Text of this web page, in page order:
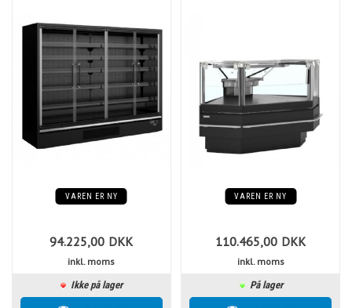
VAREN ER NY
94.225,00 DKK
inkl. moms
Ikke på lager
VAREN ER NY
110.465,00 DKK
inkl. moms
På lager